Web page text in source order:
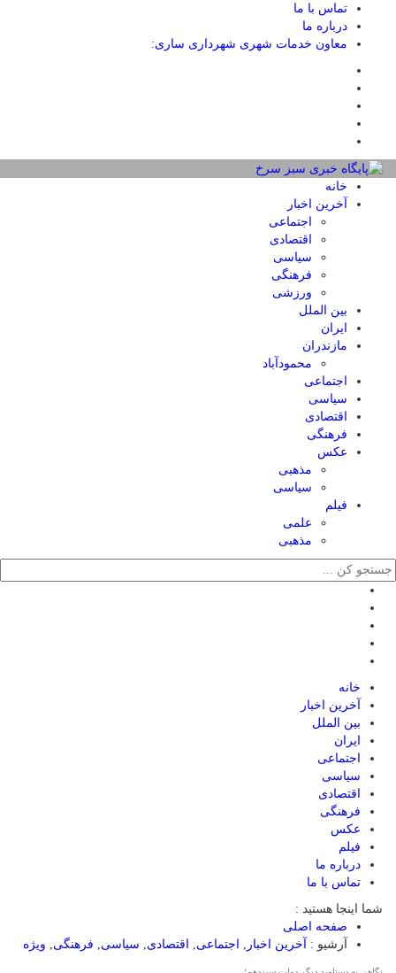
تماس با ما
درباره ما
معاون خدمات شهری شهرداری ساری:
خانه
آخرین اخبار
اجتماعی
اقتصادی
سیاسی
فرهنگی
ورزشی
بین الملل
ایران
مازندران
محمودآباد
اجتماعی
سیاسی
اقتصادی
فرهنگی
عکس
مذهبی
سیاسی
فیلم
علمی
مذهبی
خانه
آخرین اخبار
بین الملل
ایران
اجتماعی
سیاسی
اقتصادی
فرهنگی
عکس
فیلم
درباره ما
تماس با ما
شما اینجا هستید :
صفحه اصلی
آرشیو :
آخرین اخبار اجتماعی اقتصادی سیاسی فرهنگی ویژه